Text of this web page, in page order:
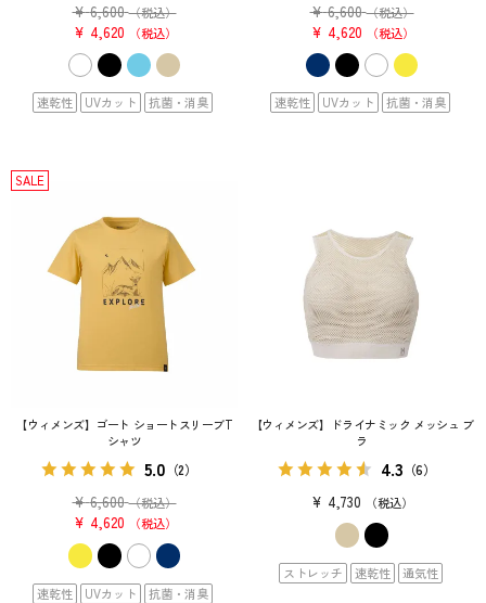
¥ 6,600 （税込）
¥ 4,620 税込
速乾性 UVカット 抗菌・消臭
¥ 6,600 （税込）
¥ 4,620 税込
速乾性 UVカット 抗菌・消臭
【ウィメンズ】ゴート ショートスリーブT
シャツ
5.0 （2）
¥ 6,600 （税込）
¥ 4,620 税込
SALE
速乾性 UVカット 抗菌・消臭
【ウィメンズ】ドライナミック メッシュ ブ
ラ
4.3 （6）
¥ 4,730 税込
ストレッチ 速乾性 通気性